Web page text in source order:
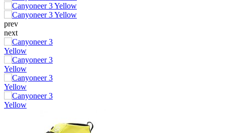
prev
next